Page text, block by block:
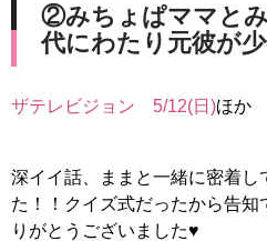
②みちょぱママと
代にわたり元彼が
ザテレビジョン 5/12(日)ほか
深イイ話、ままと一緒に密着し
た！！クイズ式だったから告知
りがとうございました♥